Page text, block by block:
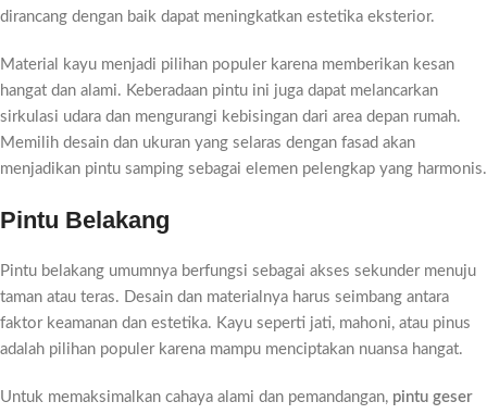
dirancang dengan baik dapat meningkatkan estetika eksterior.
Material kayu menjadi pilihan populer karena memberikan kesan
hangat dan alami. Keberadaan pintu ini juga dapat melancarkan
sirkulasi udara dan mengurangi kebisingan dari area depan rumah.
Memilih desain dan ukuran yang selaras dengan fasad akan
menjadikan pintu samping sebagai elemen pelengkap yang harmonis.
Pintu Belakang
Pintu belakang umumnya berfungsi sebagai akses sekunder menuju
taman atau teras. Desain dan materialnya harus seimbang antara
faktor keamanan dan estetika. Kayu seperti jati, mahoni, atau pinus
adalah pilihan populer karena mampu menciptakan nuansa hangat.
Untuk memaksimalkan cahaya alami dan pemandangan, pintu geser